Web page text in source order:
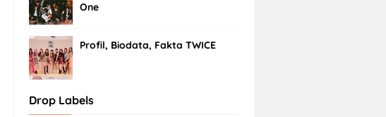
One
Profil, Biodata, Fakta TWICE
Drop Labels